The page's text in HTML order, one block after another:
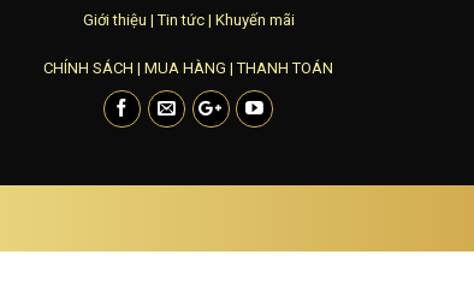
Giới thiệu |Tin tức| Khuyến mãi
CHÍNH SÁCH |MUA HÀNG |THANH TOÁN